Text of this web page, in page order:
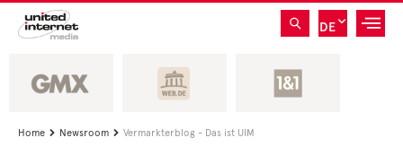
DE
Home  Newsroom  Vermarkterblog - Das ist UIM